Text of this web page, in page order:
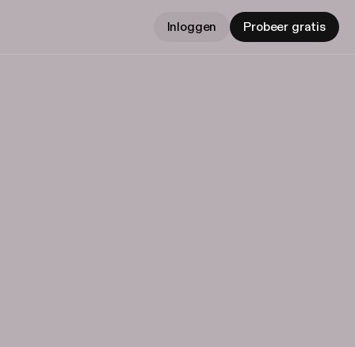
Inloggen Probeer gratis